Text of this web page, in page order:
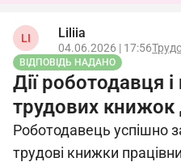
LI Liliia
04.06.2026 | 17:56
ВІДПОВІДЬ НАДАНО
Дії роботодавця
трудових книжок
Роботодавець успішно
трудові книжки